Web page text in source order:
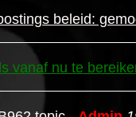
beleid:
vanaf nu te